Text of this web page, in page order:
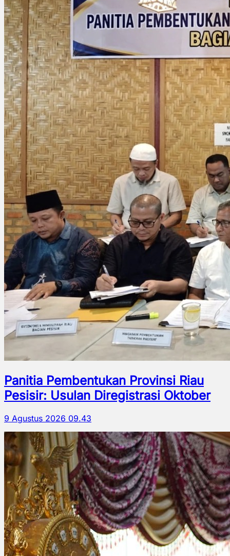
Panitia Pembentukan Provinsi Riau
Pesisir: Usulan Diregistrasi Oktober
9 Agustus 2026 09.43